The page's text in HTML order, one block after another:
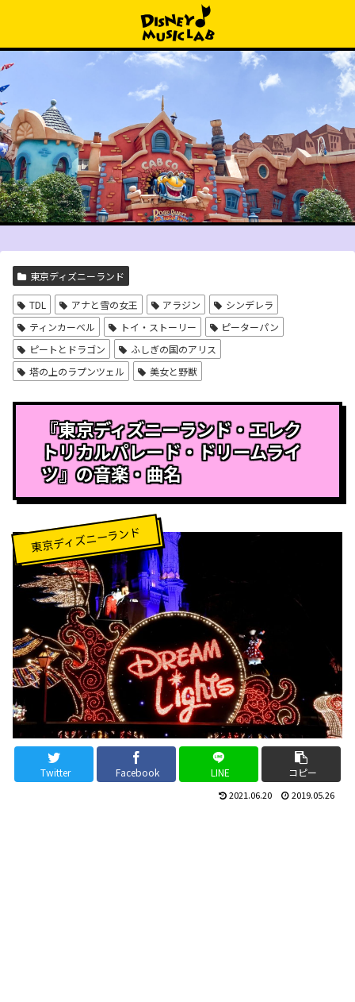
東京ディズニーランド
TDL アナと雪の女王 アラジン
シンデレラ
ティンカーベル
トイ・ストーリー
ピーターパン
ピートとドラゴン
ふしぎの国のアリス
塔の上のラプンツェル
美女と野獣
『東京ディズニーランド・エレク
トリカルパレード・ドリームライ
ツ』の音楽・曲名
東京ディズニーランド
Twitter Facebook LINE コピー
2021.06.20 2019.05.26